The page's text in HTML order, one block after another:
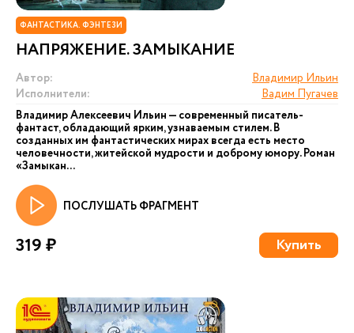
ФАНТАСТИКА. ФЭНТЕЗИ
НАПРЯЖЕНИЕ. ЗАМЫКАНИЕ
Автор:
Владимир Ильин
Исполнители:
Вадим Пугачев
Владимир Алексеевич Ильин — современный писатель-
фантаст, обладающий ярким, узнаваемым стилем. В
созданных им фантастических мирах всегда есть место
человечности, житейской мудрости и доброму юмору. Роман
«Замыкан...
ПОСЛУШАТЬ ФРАГМЕНТ
319 ₽ Купить